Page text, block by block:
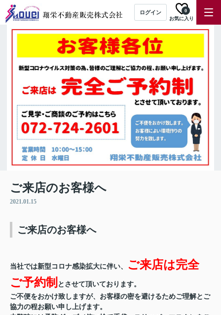
ログイン
お気に入り
0
ご来店のお客様へ
2021.01.15
ご来店のお客様へ
当社では新型コロナ感染拡大に伴い、 ご来店は完全
ご予約制 とさせて頂いております。
ご不便をおかけ致しますが、 お客様の密を避けるためご理解とご
協力の程お願い申し上げます。